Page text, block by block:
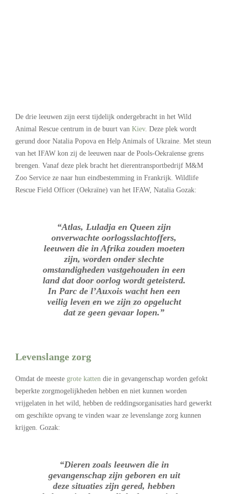
De drie leeuwen zijn eerst tijdelijk ondergebracht in het Wild
Animal Rescue centrum in de buurt van Kiev. Deze plek wordt
gerund door Natalia Popova en Help Animals of Ukraine. Met steun
van het IFAW kon zij de leeuwen naar de Pools-Oekraïense grens
brengen. Vanaf deze plek bracht het dierentransportbedrijf M&M
Zoo Service ze naar hun eindbestemming in Frankrijk. Wildlife
Rescue Field Officer (Oekraïne) van het IFAW, Natalia Gozak:
“Atlas, Luladja en Queen zijn
onverwachte oorlogsslachtoffers,
leeuwen die in Afrika zouden moeten
zijn, worden onder slechte
omstandigheden vastgehouden in een
land dat door oorlog wordt geteisterd.
In Parc de l’Auxois wacht hen een
veilig leven en we zijn zo opgelucht
dat ze geen gevaar lopen.”
Levenslange zorg
Omdat de meeste grote katten die in gevangenschap worden gefokt
beperkte zorgmogelijkheden hebben en niet kunnen worden
vrijgelaten in het wild, hebben de reddingsorganisaties hard gewerkt
om geschikte opvang te vinden waar ze levenslange zorg kunnen
krijgen. Gozak:
“Dieren zoals leeuwen die in
gevangenschap zijn geboren en uit
deze situaties zijn gered, hebben